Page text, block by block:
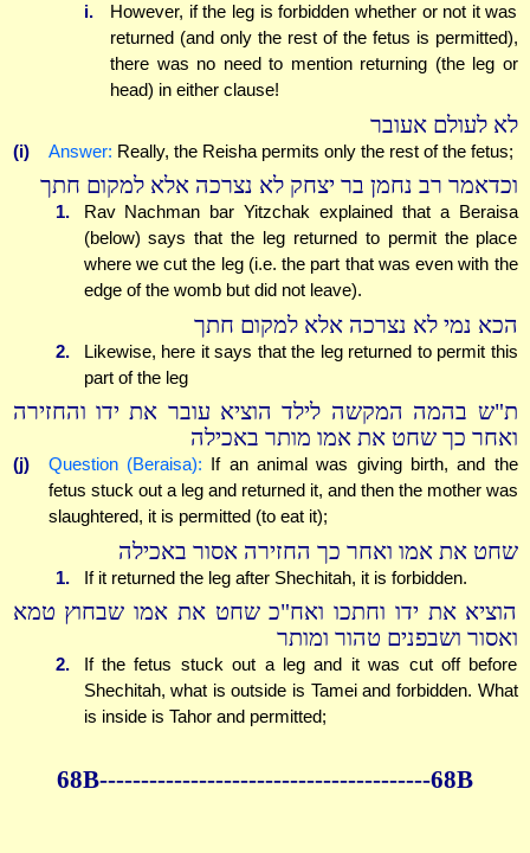
i.
However, if the leg is forbidden whether or not it was
returned (and only the rest of the fetus is permitted),
there was no need to mention returning (the leg or
head) in either clause!
לא לעולם אעובר
(i) Answer: Really, the Reisha permits only the rest of the fetus;
וכדאמר רב נחמן בר יצחק לא נצרכה אלא למקום חתך
1.
Rav Nachman bar Yitzchak explained that a Beraisa
(below) says that the leg returned to permit the place
where we cut the leg (i.e. the part that was even with the
edge of the womb but did not leave).
הכא נמי לא נצרכה אלא למקום חתך
2.
Likewise, here it says that the leg returned to permit this
part of the leg
ת"ש בהמה המקשה לילד הוציא עובר את ידו והחזירה
ואחר כך שחט את אמו מותר באכילה
(j) Question (Beraisa): If an animal was giving birth, and the
fetus stuck out a leg and returned it, and then the mother was
slaughtered, it is permitted (to eat it);
שחט את אמו ואחר כך החזירה אסור באכילה
1. If it returned the leg after Shechitah, it is forbidden.
הוציא את ידו וחתכו ואח"כ שחט את אמו שבחוץ טמא
ואסור ושבפנים טהור ומותר
2.
If the fetus stuck out a leg and it was cut off before
Shechitah, what is outside is Tamei and forbidden. What
is inside is Tahor and permitted;
68B----------------------------------------68B